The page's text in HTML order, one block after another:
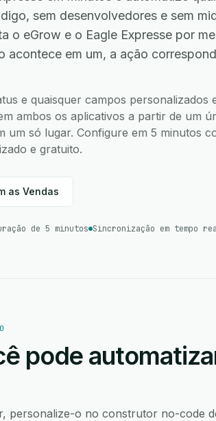
sem desenvolvedores e sem
o eGrow e o Eagle Expresse por
acontece em um, a ação
e quaisquer campos personalizados
ambos os aplicativos a partir de um
um só lugar. Configure em 5 minutos
e gratuito.
as Vendas
de 5 minutos Sincronização em tempo
pode
personalize-o no construtor no-code